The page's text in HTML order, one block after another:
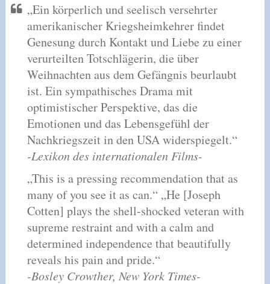
„Ein körperlich und seelisch versehrter
amerikanischer Kriegsheimkehrer findet
Genesung durch Kontakt und Liebe zu einer
verurteilten Totschlägerin, die über
Weihnachten aus dem Gefängnis beurlaubt
ist. Ein sympathisches Drama mit
optimistischer Perspektive, das die
Emotionen und das Lebensgefühl der
Nachkriegszeit in den USA widerspiegelt.“
-Lexikon des internationalen Films-
„This is a pressing recommendation that as
many of you see it as can.“ „He [Joseph
Cotten] plays the shell-shocked veteran with
supreme restraint and with a calm and
determined independence that beautifully
reveals his pain and pride.“
-Bosley Crowther, New York Times-